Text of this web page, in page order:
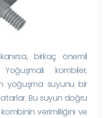
birkaç önemli
kombiler,
yoğuşma suyunu bir
atarlar. Bu suyun doğru
verimliliğini ve